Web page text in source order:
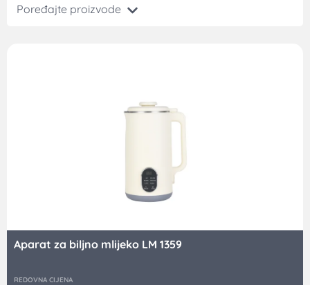
Poređajte proizvode
Aparat za biljno mlijeko LM 1359
REDOVNA CIJENA